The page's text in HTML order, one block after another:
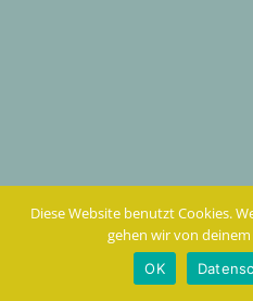
Diese Website benutzt Cookies.
gehen wir von
OK